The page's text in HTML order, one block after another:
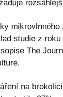
studie z
The
na